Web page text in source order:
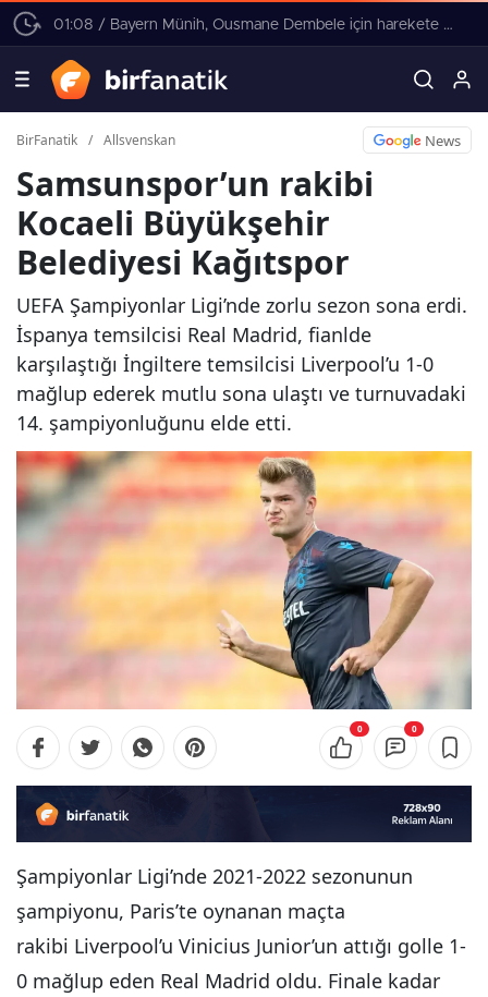
01:08 / Bayern Münih, Ousmane Dembele için harekete geçti! 4 yıllık sözleşme teklifi
BirFanatik / Allsvenskan News
Samsunspor’un rakibi
Kocaeli Büyükşehir
Belediyesi Kağıtspor
UEFA Şampiyonlar Ligi’nde zorlu sezon sona erdi.
İspanya temsilcisi Real Madrid, fianlde
karşılaştığı İngiltere temsilcisi Liverpool’u 1-0
mağlup ederek mutlu sona ulaştı ve turnuvadaki
14. şampiyonluğunu elde etti.
0 0
Şampiyonlar Ligi’nde 2021-2022 sezonunun
şampiyonu, Paris’te oynanan maçta
rakibi Liverpool’u Vinicius Junior’un attığı golle 1-
0 mağlup eden Real Madrid oldu. Finale kadar